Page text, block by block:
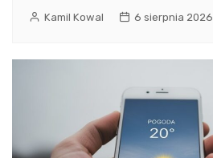
Kamil Kowal 6 sierpnia 2026